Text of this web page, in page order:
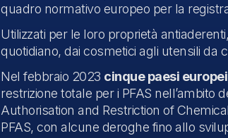
quadro normativo europeo per la
Utilizzati per le loro proprietà
quotidiano, dai cosmetici agli utensili da
Nel febbraio 2023 cinque paesi europei
restrizione totale per i PFAS
Authorisation and Restriction of
PFAS, con alcune deroghe fino allo